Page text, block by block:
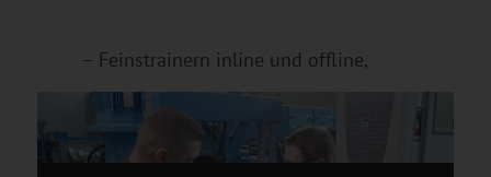
– Feinstrainern inline und offline,